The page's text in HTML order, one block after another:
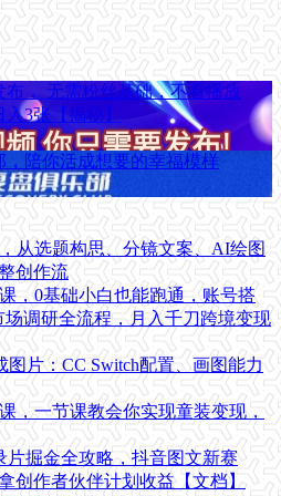
， 无需粉丝基础，不看播放
3张【揭秘】
，陪你活成想要的幸福模样
从选题构思、分镜文案、AI绘图
创作流
，0基础小白也能跑通，账号搭
场调研全流程，月入千刀跨境变现
图片：CC Switch配置、画图能力
，一节课教会你实现童装变现，
片掘金全攻略，抖音图文新赛
创作者伙伴计划收益【文档】